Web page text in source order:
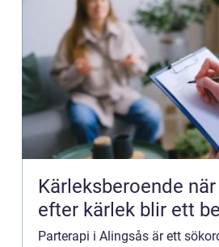
Kärleksberoende när längtan
efter kärlek blir ett
Parterapi i Alingsås är ett